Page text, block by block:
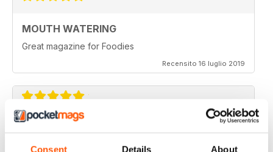
Consent Details About
MOUTH WATERING
Great magazine for Foodies
Recensito 16 luglio 2019
Ideal reading for all vegetarians